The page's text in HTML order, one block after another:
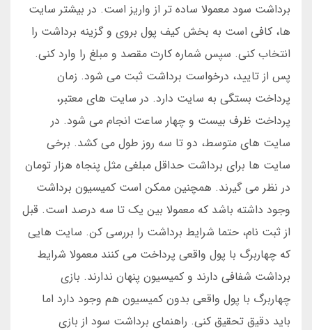
برداشت سود معمولا ساده تر از واریز است. در بیشتر سایت
ها، کافی است به بخش کیف پول بروی و گزینه برداشت را
انتخاب کنی. سپس شماره کارت مقصد و مبلغ را وارد کنی.
پس از تایید، درخواست برداشت ثبت می شود. زمان
پرداخت بستگی به سایت دارد. در سایت های معتبر،
پرداخت ظرف بیست و چهار ساعت انجام می شود. در
سایت های متوسط، دو تا سه روز طول می کشد. برخی
سایت ها برای برداشت حداقل مبلغی مثل پنجاه هزار تومان
در نظر می گیرند. همچنین ممکن است کمیسیون برداشت
وجود داشته باشد که معمولا بین یک تا سه درصد است. قبل
از ثبت نام، حتما شرایط برداشت را بررسی کن. سایت هایی
که چهاربرگ با پول واقعی پرداخت می کنند معمولا شرایط
برداشت شفافی دارند و کمیسیون پنهان ندارند. بازی
چهاربرگ با پول واقعی بدون کمیسیون هم وجود دارد اما
باید دقیق تحقیق کنی. راهنمای برداشت سود از بازی